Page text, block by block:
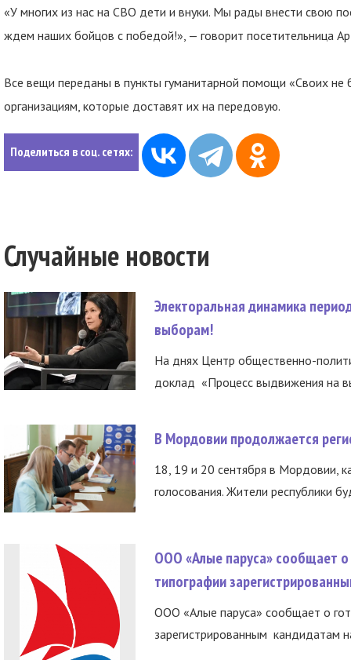
«У многих из нас на СВО дети и внуки. Мы рады внести свою
ждем наших бойцов с победой!», — говорит посетительница
Все вещи переданы в пункты гуманитарной помощи «Своих
организациям, которые доставят их на передовую.
Поделиться в соц. сетях:
Случайные новости
Электоральная динамика
выборам!
На днях Центр общественно-
доклад «Процесс выдвижения на
В Мордовии продолжается
18, 19 и 20 сентября в Мордовии,
голосования. Жители республики
ООО «Алые паруса» сообщает о
типографии
ООО «Алые паруса» сообщает о
зарегистрированным кандидатам